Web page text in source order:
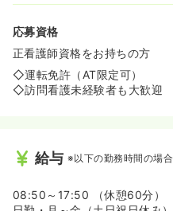
応募資格
正看護師資格をお持ちの方
◇運転免許（AT限定可）
◇訪問看護未経験者も大歓迎
給与 ※以下の勤務時間の場合
08:50～17:50 （休憩60分）